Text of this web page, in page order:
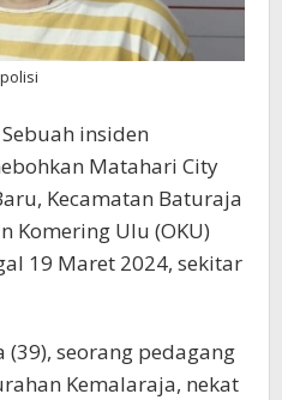
insiden
Matahari City
Kecamatan Baturaja
Komering Ulu (OKU)
19 Maret 2024, sekitar
(39), seorang pedagang
Kemalaraja, nekat